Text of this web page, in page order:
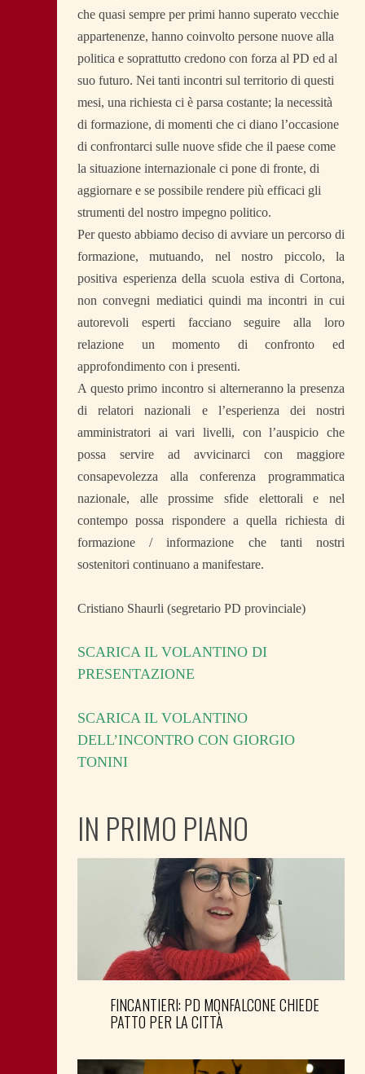
che quasi sempre per primi hanno superato vecchie
appartenenze, hanno coinvolto persone nuove alla
politica e soprattutto credono con forza al PD ed al
suo futuro. Nei tanti incontri sul territorio di questi
mesi, una richiesta ci è parsa costante; la necessità
di formazione, di momenti che ci diano l’occasione
di confrontarci sulle nuove sfide che il paese come
la situazione internazionale ci pone di fronte, di
aggiornare e se possibile rendere più efficaci gli
strumenti del nostro impegno politico.
Per questo abbiamo deciso di avviare un percorso di
formazione, mutuando, nel nostro piccolo, la
positiva esperienza della scuola estiva di Cortona,
non convegni mediatici quindi ma incontri in cui
autorevoli esperti facciano seguire alla loro
relazione un momento di confronto ed
approfondimento con i presenti.
A questo primo incontro si alterneranno la presenza
di relatori nazionali e l’esperienza dei nostri
amministratori ai vari livelli, con l’auspicio che
possa servire ad avvicinarci con maggiore
consapevolezza alla conferenza programmatica
nazionale, alle prossime sfide elettorali e nel
contempo possa rispondere a quella richiesta di
formazione / informazione che tanti nostri
sostenitori continuano a manifestare.
Cristiano Shaurli (segretario PD provinciale)
SCARICA IL VOLANTINO DI
PRESENTAZIONE
SCARICA IL VOLANTINO
DELL’INCONTRO CON GIORGIO
TONINI
IN PRIMO PIANO
FINCANTIERI: PD MONFALCONE CHIEDE
PATTO PER LA CITTÀ